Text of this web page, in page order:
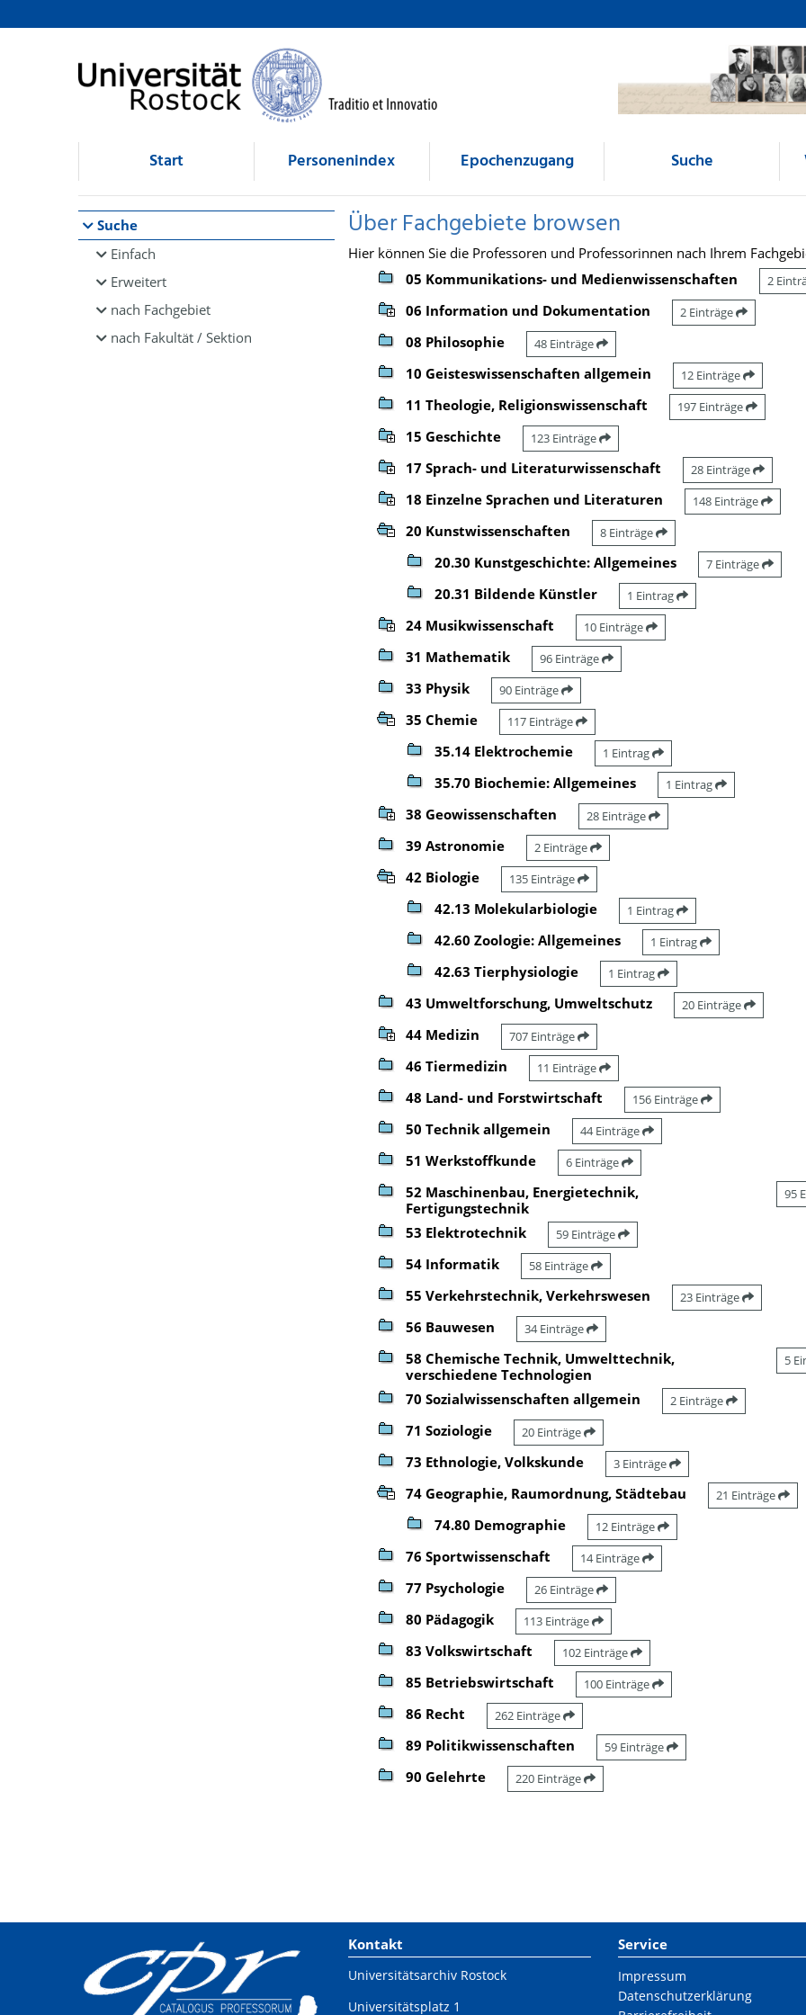
Browsen
direkt zum Inhalt
Start Personenindex Epochenzugang Suche
Suche
Einfach
Erweitert
nach Fachgebiet
nach Fakultät / Sektion
Über Fachgebiete browsen
Hier können Sie die Professoren und Professorinnen nach Ihrem
05 Kommunikations- und Medienwissenschaften
2
06 Information und Dokumentation 2 Einträge
08 Philosophie 48 Einträge
10 Geisteswissenschaften allgemein 12 Einträge
11 Theologie, Religionswissenschaft 197 Einträge
15 Geschichte 123 Einträge
17 Sprach- und Literaturwissenschaft 28 Einträge
18 Einzelne Sprachen und Literaturen 148 Einträge
20 Kunstwissenschaften 8 Einträge
20.30 Kunstgeschichte: Allgemeines 7 Einträge
20.31 Bildende Künstler 1 Eintrag
24 Musikwissenschaft 10 Einträge
31 Mathematik 96 Einträge
33 Physik 90 Einträge
35 Chemie 117 Einträge
35.14 Elektrochemie 1 Eintrag
35.70 Biochemie: Allgemeines 1 Eintrag
38 Geowissenschaften 28 Einträge
39 Astronomie 2 Einträge
42 Biologie 135 Einträge
42.13 Molekularbiologie 1 Eintrag
42.60 Zoologie: Allgemeines 1 Eintrag
42.63 Tierphysiologie 1 Eintrag
43 Umweltforschung, Umweltschutz 20 Einträge
44 Medizin 707 Einträge
46 Tiermedizin 11 Einträge
48 Land- und Forstwirtschaft 156 Einträge
50 Technik allgemein 44 Einträge
51 Werkstoffkunde 6 Einträge
52 Maschinenbau, Energietechnik,
Fertigungstechnik
95
53 Elektrotechnik 59 Einträge
54 Informatik 58 Einträge
55 Verkehrstechnik, Verkehrswesen 23 Einträge
56 Bauwesen 34 Einträge
58 Chemische Technik, Umwelttechnik,
verschiedene Technologien
5
70 Sozialwissenschaften allgemein 2 Einträge
71 Soziologie 20 Einträge
73 Ethnologie, Volkskunde 3 Einträge
74 Geographie, Raumordnung, Städtebau 21 Einträge
74.80 Demographie 12 Einträge
76 Sportwissenschaft 14 Einträge
77 Psychologie 26 Einträge
80 Pädagogik 113 Einträge
83 Volkswirtschaft 102 Einträge
85 Betriebswirtschaft 100 Einträge
86 Recht 262 Einträge
89 Politikwissenschaften 59 Einträge
90 Gelehrte 220 Einträge
Kontakt
Universitätsarchiv Rostock
Universitätsplatz 1
Service
Impressum
Datenschutzerklärung